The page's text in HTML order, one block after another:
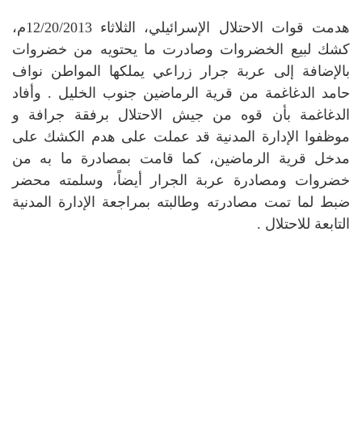
هدمت قوات الاحتلال الإسرائيلي، الثلاثاء 12/20/2013م،
كشك لبيع الخضروات وصادرت ما يحتويه من خضروات
بالإضافة إلى عربة جرار زراعي يملكها المواطن نواف
حامد الدغاغمة من قرية الرماضين جنوب الخليل . وأفاد
الدغاغمة بأن قوه من جيش الاحتلال برفقة جرافة و
موظفوا الإدارة المدنية قد عملت على هدم الكشك على
مدخل قرية الرماضين، كما قامت بمصادرة ما به من
خضروات ومصادرة عربة الجرار أيضاً، وسلمته محضر
ضبط لما تمت مصادرته وطالبته بمراجعة الإدارة المدنية
التابعة للاحتلال .